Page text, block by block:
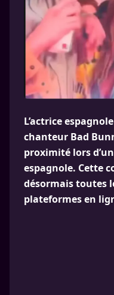
L’actrice
chanteur Bad
proximité lors
espagnole. Cette
désormais toutes
plateformes en